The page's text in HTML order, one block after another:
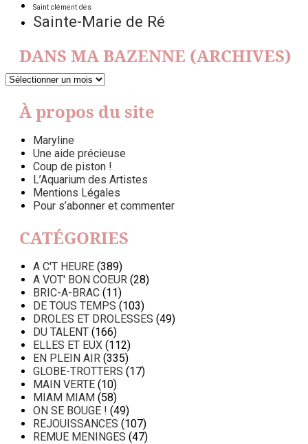
Saint clément des
Sainte-Marie de Ré
DANS MA BAZENNE (ARCHIVES)
DANS
BAZENNE
(ARCHIVES)
À propos du site
Maryline
Une aide précieuse
Coup de piston !
L’Aquarium des Artistes
Mentions Légales
Pour s’abonner et commenter
CATÉGORIES
A C'T HEURE (389)
A VOT' BON COEUR (28)
BRIC-A-BRAC (11)
DE TOUS TEMPS (103)
DROLES ET DROLESSES (49)
DU TALENT (166)
ELLES ET EUX (112)
EN PLEIN AIR (335)
GLOBE-TROTTERS (17)
MAIN VERTE (10)
MIAM MIAM (58)
ON SE BOUGE ! (49)
REJOUISSANCES (107)
REMUE MENINGES (47)